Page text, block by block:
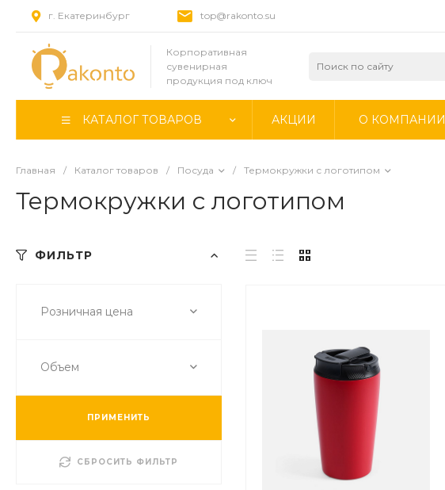
г. Екатеринбург top@rakonto.su
Корпоративная
сувенирная
продукция под ключ
КАТАЛОГ ТОВАРОВ АКЦИИ О КОМПАНИИ
Главная / Каталог товаров / Посуда / Термокружки с логотипом
Термокружки с логотипом
ФИЛЬТР
Розничная цена
Объем
ПРИМЕНИТЬ
СБРОСИТЬ ФИЛЬТР